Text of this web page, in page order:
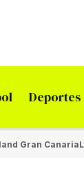
Gran Canaria